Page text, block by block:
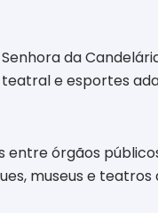
da
teatral e esportes
entre órgãos
museus e